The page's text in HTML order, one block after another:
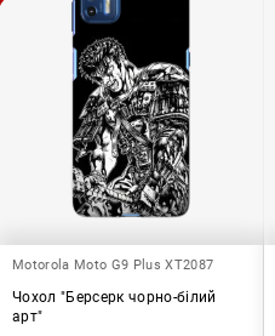
Motorola Moto G9 Plus XT2087
Чохол "Берсерк чорно-білий
арт"